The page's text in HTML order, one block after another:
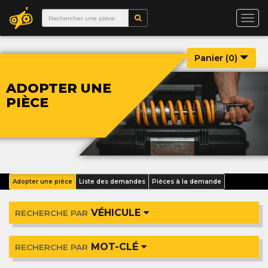
Panier (0)
ADOPTER UNE
PIÈCE
Adopter une pièce Liste des demandes Pièces à la demande
RECHERCHE PAR VÉHICULE
RECHERCHE PAR MOT-CLÉ